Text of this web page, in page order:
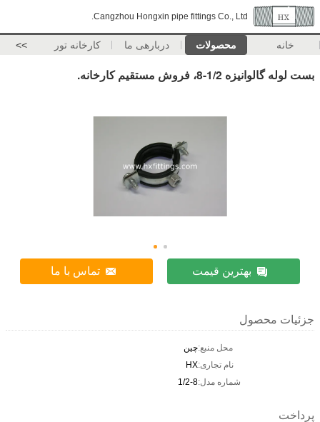
Cangzhou Hongxin pipe fittings Co., Ltd.
خانه محصولات دربارهی ما کارخانه تور >>
بست لوله گالوانیزه 1/2-8، فروش مستقیم کارخانه.
بهترین قیمت تماس با ما
جزئیات محصول
محل منبع:چین
نام تجاری:HX
شماره مدل:1/2-8
پرداخت